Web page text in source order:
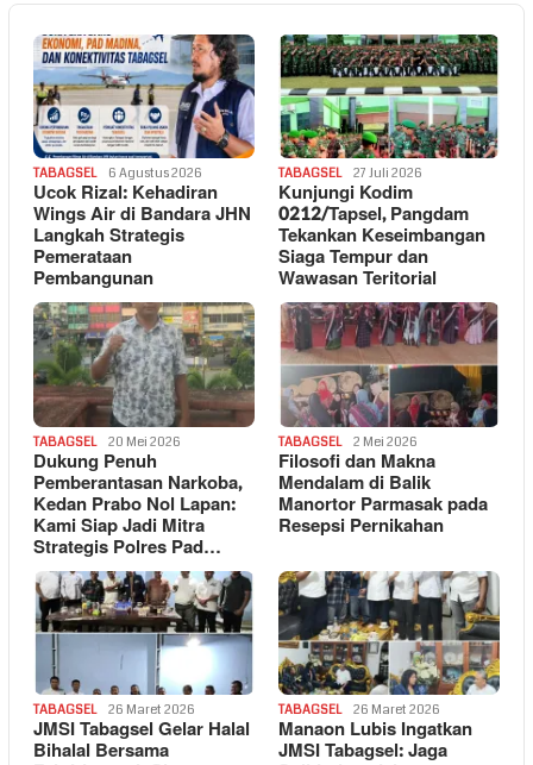
TABAGSEL 6 Agustus 2026
Ucok Rizal: Kehadiran
Wings Air di Bandara JHN
Langkah Strategis
Pemerataan
Pembangunan
TABAGSEL 27 Juli 2026
Kunjungi Kodim
0212/Tapsel, Pangdam
Tekankan Keseimbangan
Siaga Tempur dan
Wawasan Teritorial
TABAGSEL 20 Mei 2026
Dukung Penuh
Pemberantasan Narkoba,
Kedan Prabo Nol Lapan:
Kami Siap Jadi Mitra
Strategis Polres Pad…
TABAGSEL 2 Mei 2026
Filosofi dan Makna
Mendalam di Balik
Manortor Parmasak pada
Resepsi Pernikahan
TABAGSEL 26 Maret 2026
JMSI Tabagsel Gelar Halal
Bihalal Bersama
TABAGSEL 26 Maret 2026
Manaon Lubis Ingatkan
JMSI Tabagsel: Jaga